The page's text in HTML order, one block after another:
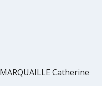
MARQUAILLE Catherine